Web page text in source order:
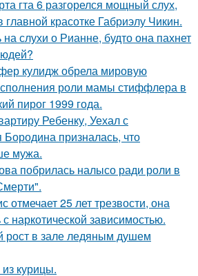
гта 6 разгорелся мощный слух,
главной красотке Габриэлу Чикин.
слухи о Рианне, будто она пахнет
кулидж обрела мировую
роли мамы стиффлера в
пирог 1999 года.
Ребенку, Уехал с
призналась, что
мужа.
побрилась налысо ради роли в
отмечает 25 лет трезвости, она
наркотической зависимостью.
рост в зале ледяным душем
курицы.